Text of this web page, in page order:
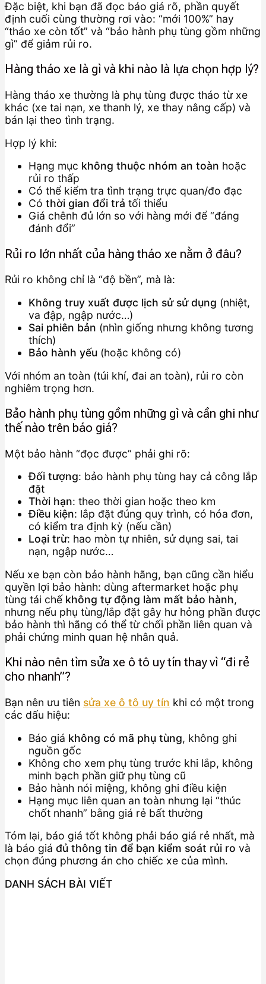
Đặc biệt, khi bạn đã đọc báo giá rõ, phần quyết
định cuối cùng thường rơi vào: “mới 100%” hay
“tháo xe còn tốt” và “bảo hành phụ tùng gồm những
gì” để giảm rủi ro.
Hàng tháo xe là gì và khi nào là lựa chọn hợp lý?
Hàng tháo xe thường là phụ tùng được tháo từ xe
khác (xe tai nạn, xe thanh lý, xe thay nâng cấp) và
bán lại theo tình trạng.
Hợp lý khi:
Hạng mục không thuộc nhóm an toàn hoặc
rủi ro thấp
Có thể kiểm tra tình trạng trực quan/đo đạc
Có thời gian đổi trả tối thiểu
Giá chênh đủ lớn so với hàng mới để “đáng
đánh đổi”
Rủi ro lớn nhất của hàng tháo xe nằm ở đâu?
Rủi ro không chỉ là “độ bền”, mà là:
Không truy xuất được lịch sử sử dụng (nhiệt,
va đập, ngập nước…)
Sai phiên bản (nhìn giống nhưng không tương
thích)
Bảo hành yếu (hoặc không có)
Với nhóm an toàn (túi khí, đai an toàn), rủi ro còn
nghiêm trọng hơn.
Bảo hành phụ tùng gồm những gì và cần ghi như
thế nào trên báo giá?
Một bảo hành “đọc được” phải ghi rõ:
Đối tượng: bảo hành phụ tùng hay cả công lắp
đặt
Thời hạn: theo thời gian hoặc theo km
Điều kiện: lắp đặt đúng quy trình, có hóa đơn,
có kiểm tra định kỳ (nếu cần)
Loại trừ: hao mòn tự nhiên, sử dụng sai, tai
nạn, ngập nước…
Nếu xe bạn còn bảo hành hãng, bạn cũng cần hiểu
quyền lợi bảo hành: dùng aftermarket hoặc phụ
tùng tái chế không tự động làm mất bảo hành,
nhưng nếu phụ tùng/lắp đặt gây hư hỏng phần được
bảo hành thì hãng có thể từ chối phần liên quan và
phải chứng minh quan hệ nhân quả.
Khi nào nên tìm sửa xe ô tô uy tín thay vì “đi rẻ
cho nhanh”?
Bạn nên ưu tiên sửa xe ô tô uy tín khi có một trong
các dấu hiệu:
Báo giá không có mã phụ tùng, không ghi
nguồn gốc
Không cho xem phụ tùng trước khi lắp, không
minh bạch phần giữ phụ tùng cũ
Bảo hành nói miệng, không ghi điều kiện
Hạng mục liên quan an toàn nhưng lại “thúc
chốt nhanh” bằng giá rẻ bất thường
Tóm lại, báo giá tốt không phải báo giá rẻ nhất, mà
là báo giá đủ thông tin để bạn kiểm soát rủi ro và
chọn đúng phương án cho chiếc xe của mình.
DANH SÁCH BÀI VIẾT